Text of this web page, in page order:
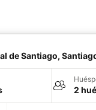
de Santiago,
2